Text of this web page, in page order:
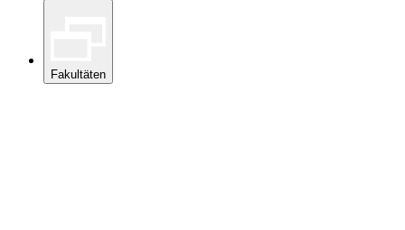
Fakultäten